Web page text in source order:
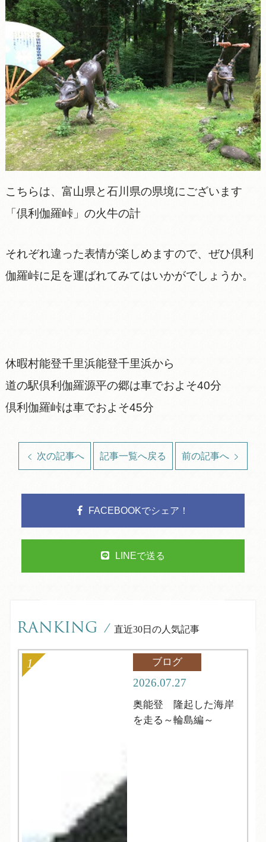
こちらは、富山県と石川県の県境にございます
「倶利伽羅峠」の火牛の計
それぞれ違った表情が楽しめますので、ぜひ倶利
伽羅峠に足を運ばれてみてはいかがでしょうか。
休暇村能登千里浜能登千里浜から
道の駅倶利伽羅源平の郷は車でおよそ40分
倶利伽羅峠は車でおよそ45分
次の記事へ 記事一覧へ戻る 前の記事へ
FACEBOOKでシェア！
LINEで送る
RANKING / 直近30日の人気記事
ブログ
2026.07.27
奥能登 隆起した海岸
を走る～輪島編～